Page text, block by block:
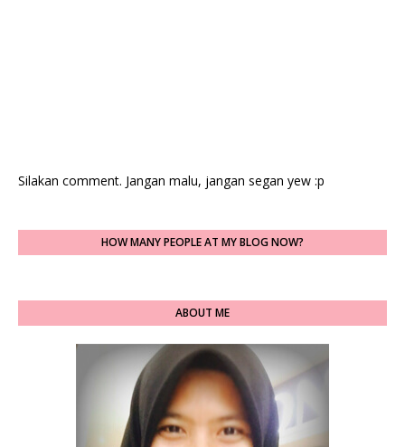
Silakan comment. Jangan malu, jangan segan yew :p
HOW MANY PEOPLE AT MY BLOG NOW?
ABOUT ME